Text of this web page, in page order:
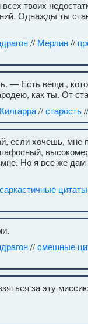
твоих
Однажды ты
// Мерлин//
— Есть вещи ,
как ты. От
Килгарра//старость
если хочешь, мне
мне. Но я все же
саркастичные цитаты
//смешные
за эту